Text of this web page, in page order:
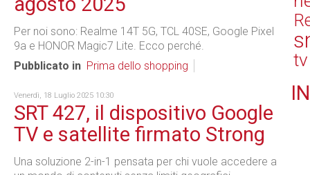
Per noi sono: Realme 14T 5G, TCL 40SE, Google Pixel
9a e HONOR Magic7 Lite. Ecco perché.
Pubblicato in Prima dello shopping
Venerdì, 18 Luglio 2025 10:30
SRT 427, il dispositivo Google
TV e satellite firmato Strong
Una soluzione 2-in-1 pensata per chi vuole accedere a
tv
IN